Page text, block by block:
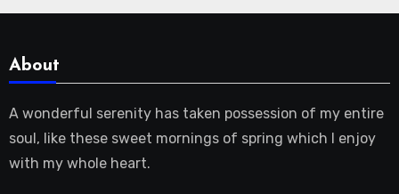
About
A wonderful serenity has taken possession of my entire
soul, like these sweet mornings of spring which I enjoy
with my whole heart.